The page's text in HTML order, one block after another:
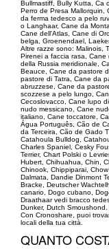
Bullmastiff, Bully Kutta, Ca
Perro de Presa Mallorquin,
da ferma tedesco a pelo
o Langhaar, Cane da
Cane dell'Atlas, Cane di
belga, Groenendael,
Altre razze sono: Malinois,
Pirenei a faccia rasa,
della Russia meridionale,
Beauce, Cane da pastore
pastore di Tatra, Cane da
abruzzese, Cane da
scozzese a pelo lungo,
Cecoslovacco, Cane lupo
nudo messicano, Cane
italiano, Cane toccatore,
Água Português, Cão de
da Terceira, Cão de Gado
Catahoula Bulldog,
Charles Spaniel, Cesky
Terrier, Chart Polski o
Hubert, Chihuahua, Chin,
Chinook, Chippiparai,
Dalmata, Dandie Dinmont
Bracke, Deutscher
canario, Dogo cubano,
Draathaar vedi bracco
Dunker, Dutch Smoushond.
Con Cronoshare, puoi
locali della tua città.
QUANTO